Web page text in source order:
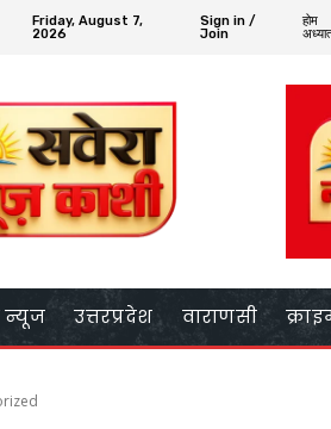
Friday, August 7,
2026
Sign in /
Join
होम
न्यूज उत्तरप्रदेश वाराणसी